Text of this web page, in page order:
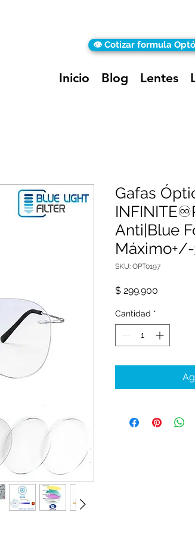
👁️ Cotizar formula
Inicio Blog Lentes
Gafas
Anti|Blue
SKU: OPT0197
$ 299.900
Cantidad *